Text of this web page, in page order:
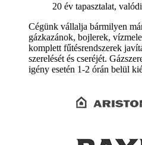
20 év tapasztalat,
Cégünk vállalja bármilyen
gázkazánok, bojlerek,
komplett fűtésrendszerek
szerelését és cseréjét.
igény esetén 1-2 órán belül